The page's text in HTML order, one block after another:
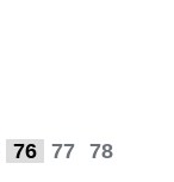
76 77 78